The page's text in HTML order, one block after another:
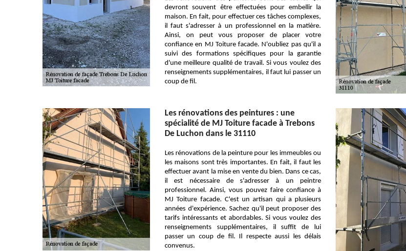
devront souvent être effectuées pour embellir la
maison. En fait, pour effectuer ces tâches complexes,
il faut s'adresser à un professionnel en la matière.
Ainsi, on peut vous proposer de placer votre
confiance en MJ Toiture facade. N'oubliez pas qu'il a
suivi des formations spécifiques pour la garantie
d'une meilleure qualité de travail. Si vous voulez des
renseignements supplémentaires, il faut lui passer un
coup de fil.
Les rénovations des peintures : une
spécialité de MJ Toiture facade à Trebons
De Luchon dans le 31110
Les rénovations de la peinture pour les immeubles ou
les maisons sont très importantes. En fait, il faut les
effectuer avant la mise en vente du bien. Dans ce cas,
il est nécessaire de s'adresser à un peintre
professionnel. Ainsi, vous pouvez faire confiance à
MJ Toiture facade. C'est un artisan qui a plusieurs
années d'expérience. Sachez qu'il peut proposer des
tarifs intéressants et abordables. Si vous voulez des
renseignements supplémentaires, il suffit de lui
passer un coup de fil. Il respecte aussi les délais
convenus.